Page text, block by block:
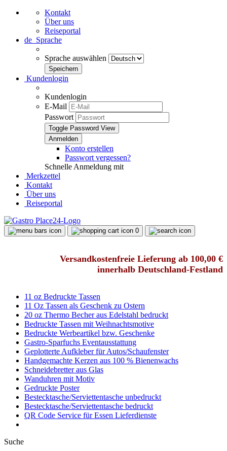
Kontakt
Über uns
Reiseportal
de Sprache
Sprache auswählen
Kundenlogin
Kundenlogin
E-Mail
Passwort
Toggle Password View
Konto erstellen
Passwort vergessen?
Schnelle Anmeldung mit
Merkzettel
Kontakt
Über uns
Reiseportal
0
Versandkostenfreie Lieferung ab 100,00 €
innerhalb Deutschland-Festland
11 oz Bedruckte Tassen
11 Oz Tassen als Geschenk zu Ostern
20 oz Thermo Becher aus Edelstahl bedruckt
Bedruckte Tassen mit Weihnachtsmotive
Bedruckte Werbeartikel bzw. Geschenke
Gastro-Sparfuchs Eventausstattung
Geplotterte Aufkleber für Autos/Schaufenster
Handgemachte Kerzen aus 100 % Bienenwachs
Schneidebretter aus Glas
Wanduhren mit Motiv
Gedruckte Poster
Bestecktasche/Serviettentasche unbedruckt
Bestecktasche/Serviettentasche bedruckt
QR Code Service für Essen Lieferdienste
Suche